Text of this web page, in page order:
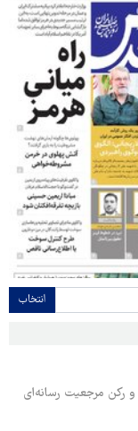
انتخاب
رکن مرجعیت رسانه‌ای